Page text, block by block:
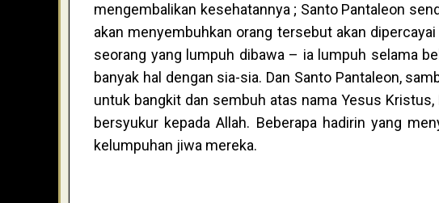
mengembalikan kesehatannya ; Santo Pantaleon
akan menyembuhkan orang tersebut akan
seorang yang lumpuh dibawa – ia lumpuh selama
banyak hal dengan sia-sia. Dan Santo Pantaleon,
untuk bangkit dan sembuh atas nama Yesus
bersyukur kepada Allah. Beberapa hadirin yang
kelumpuhan jiwa mereka.